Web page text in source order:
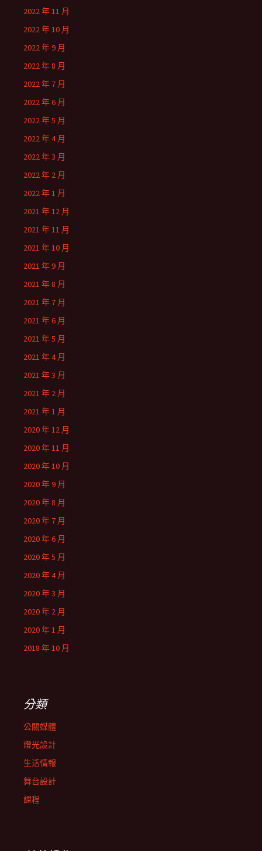
2022 年 11 月
2022 年 10 月
2022 年 9 月
2022 年 8 月
2022 年 7 月
2022 年 6 月
2022 年 5 月
2022 年 4 月
2022 年 3 月
2022 年 2 月
2022 年 1 月
2021 年 12 月
2021 年 11 月
2021 年 10 月
2021 年 9 月
2021 年 8 月
2021 年 7 月
2021 年 6 月
2021 年 5 月
2021 年 4 月
2021 年 3 月
2021 年 2 月
2021 年 1 月
2020 年 12 月
2020 年 11 月
2020 年 10 月
2020 年 9 月
2020 年 8 月
2020 年 7 月
2020 年 6 月
2020 年 5 月
2020 年 4 月
2020 年 3 月
2020 年 2 月
2020 年 1 月
2018 年 10 月
分類
公關媒體
燈光設計
生活情報
舞台設計
課程